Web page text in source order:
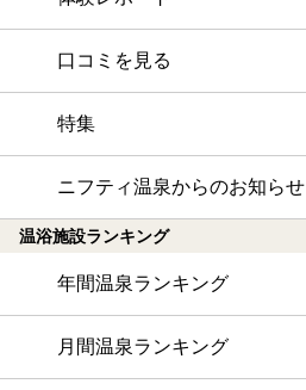
口コミを見る
特集
ニフティ温泉からのお知らせ
温浴施設ランキング
年間温泉ランキング
月間温泉ランキング